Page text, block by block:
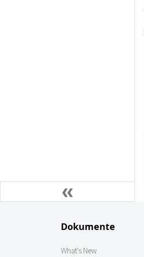
Dokumente
What's New